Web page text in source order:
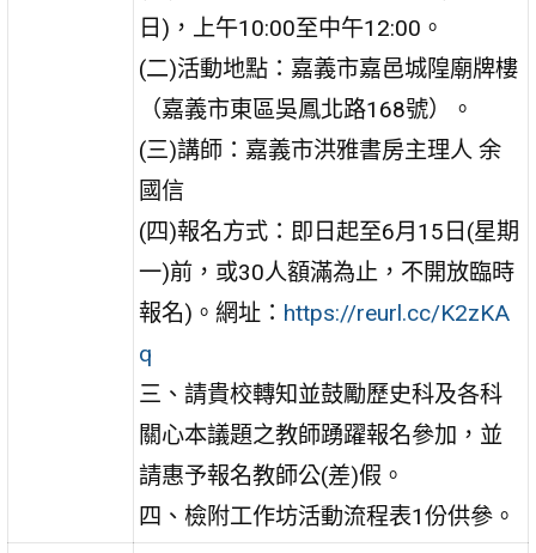
日)，上午10:00至中午12:00。
(二)活動地點：嘉義市嘉邑城隍廟牌樓
（嘉義市東區吳鳳北路168號）。
(三)講師：嘉義市洪雅書房主理人 余
國信
(四)報名方式：即日起至6月15日(星期
一)前，或30人額滿為止，不開放臨時
報名)。網址： https://reurl.cc/K2zKA
q
三、請貴校轉知並鼓勵歷史科及各科
關心本議題之教師踴躍報名參加，並
請惠予報名教師公(差)假。
四、檢附工作坊活動流程表1份供參。